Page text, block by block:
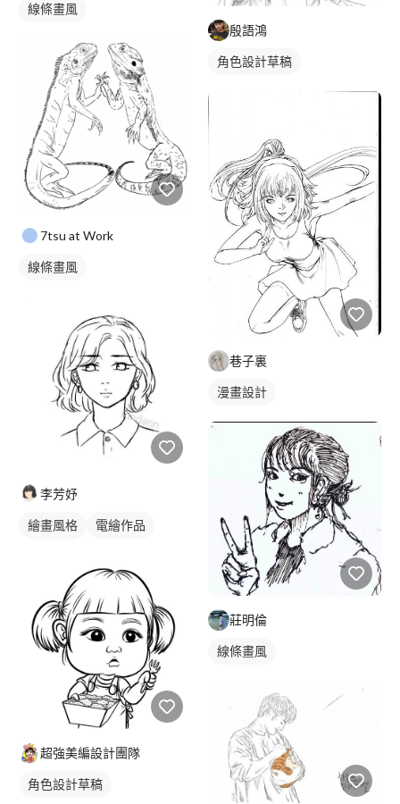
線條畫風
7tsu at Work
線條畫風
李芳妤
繪畫風格
電繪作品
超強美編設計團隊
角色設計草稿
殷語鴻
角色設計草稿
巷子裏
漫畫設計
莊明倫
線條畫風